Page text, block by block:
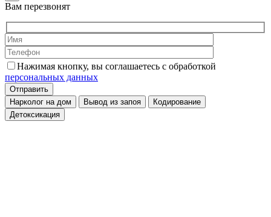
Вам перезвонят
Нажимая кнопку, вы соглашаетесь с обработкой
персональных данных
Нарколог на дом Вывод из запоя
Кодирование
Детоксикация